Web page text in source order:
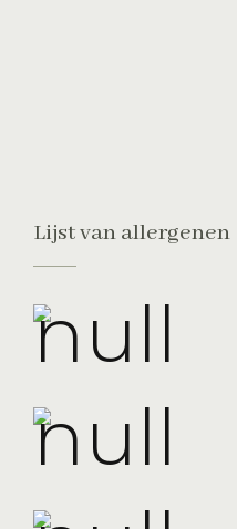
Lijst van allergenen